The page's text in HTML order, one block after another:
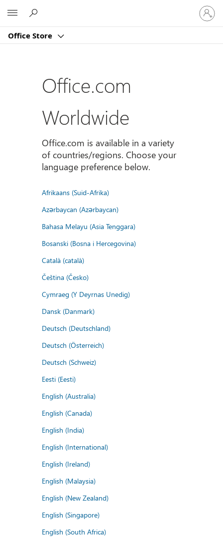
Office Store
Sign
in
to
account
Office.com
Worldwide
Office.com is available in a variety
of countries/regions. Choose your
language preference below.
Afrikaans (Suid-Afrika)
Azərbaycan (Azərbaycan)
Bahasa Melayu (Asia Tenggara)
Bosanski (Bosna i Hercegovina)
Català (català)
Čeština (Česko)
Cymraeg (Y Deyrnas Unedig)
Dansk (Danmark)
Deutsch (Deutschland)
Deutsch (Österreich)
Deutsch (Schweiz)
Eesti (Eesti)
English (Australia)
English (Canada)
English (India)
English (International)
English (Ireland)
English (Malaysia)
English (New Zealand)
English (Singapore)
English (South Africa)